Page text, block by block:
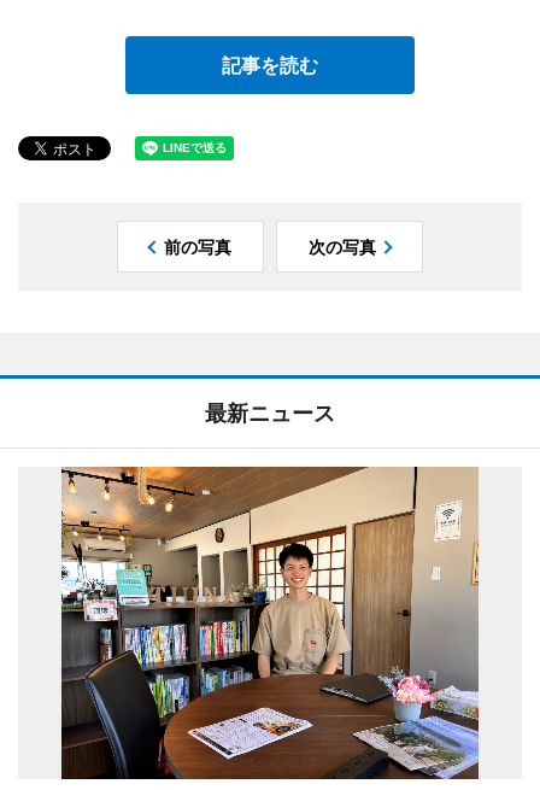
記事を読む
前の写真 次の写真
最新ニュース